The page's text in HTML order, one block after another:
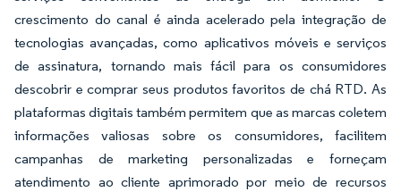
crescimento do canal é ainda acelerado pela integração de
tecnologias avançadas, como aplicativos móveis e serviços
de assinatura, tornando mais fácil para os consumidores
descobrir e comprar seus produtos favoritos de chá RTD. As
plataformas digitais também permitem que as marcas coletem
informações valiosas sobre os consumidores, facilitem
campanhas de marketing personalizadas e forneçam
atendimento ao cliente aprimorado por meio de recursos